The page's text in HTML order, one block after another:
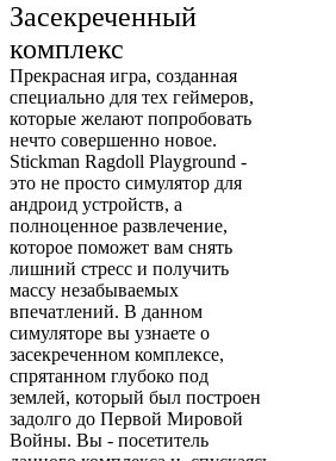
Засекреченный
комплекс
Прекрасная игра, созданная
специально для тех геймеров,
которые желают попробовать
нечто совершенно новое.
Stickman Ragdoll Playground -
это не просто симулятор для
андроид устройств, а
полноценное развлечение,
которое поможет вам снять
лишний стресс и получить
массу незабываемых
впечатлений. В данном
симуляторе вы узнаете о
засекреченном комплексе,
спрятанном глубоко под
землей, который был построен
задолго до Первой Мировой
Войны. Вы - посетитель